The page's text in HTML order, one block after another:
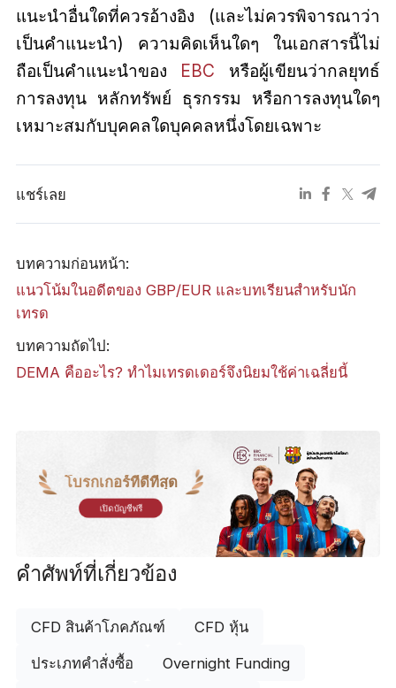
แนะนำอื่นใดที่ควรอ้างอิง (และไม่ควรพิจารณาว่า
เป็นคำแนะนำ) ความคิดเห็นใดๆ ในเอกสารนี้ไม่
ถือเป็นคำแนะนำของ EBC หรือผู้เขียนว่ากลยุทธ์
การลงทุน หลักทรัพย์ ธุรกรรม หรือการลงทุนใดๆ
เหมาะสมกับบุคคลใดบุคคลหนึ่งโดยเฉพาะ
แชร์เลย
บทความก่อนหน้า:
แนวโน้มในอดีตของ GBP/EUR และบทเรียนสำหรับนัก
เทรด
บทความถัดไป:
DEMA คืออะไร? ทำไมเทรดเดอร์จึงนิยมใช้ค่าเฉลี่ยนี้
โบรกเกอร์ที่ดีที่สุด
เปิดบัญชีฟรี
คำศัพท์ที่เกี่ยวข้อง
CFD สินค้าโภคภัณฑ์ CFD หุ้น
ประเภทคำสั่งซื้อ Overnight Funding